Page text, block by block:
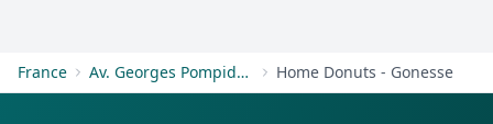
France Av. Georges Pompidou Home Donuts - Gonesse